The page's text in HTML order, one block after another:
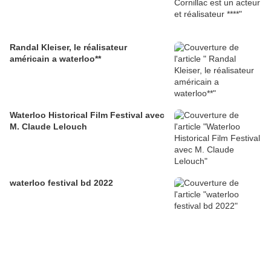
Randal Kleiser, le réalisateur
américain a waterloo**
Waterloo Historical Film Festival avec
M. Claude Lelouch
waterloo festival bd 2022